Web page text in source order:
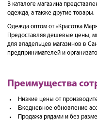
В каталоге магазина
одежда, а также другие товары.
Одежда оптом от «Красотка
Предоставляя дешевые цены,
для владельцев магазинов в
предпринимателей и
Преимущества
Низкие цены от
Ежедневное обновление
Продажа рядами и без